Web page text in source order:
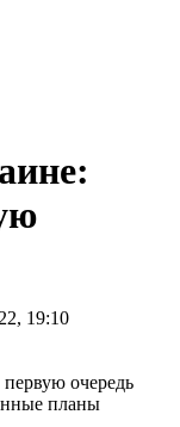
19:10
планы